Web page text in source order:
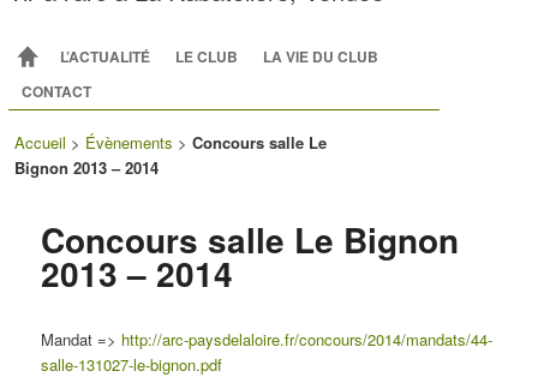
Menu principal
ALLER AU CONTENU PRINCIPAL
ALLER AU CONTENU SECONDAIRE
L’ACTUALITÉ LE CLUB
LA VIE DU CLUB
CONTACT
Accueil > Évènements > Concours salle Le
Bignon 2013 – 2014
Concours salle Le Bignon
2013 – 2014
Mandat => http://arc-paysdelaloire.fr/concours/2014/mandats/44-
salle-131027-le-bignon.pdf